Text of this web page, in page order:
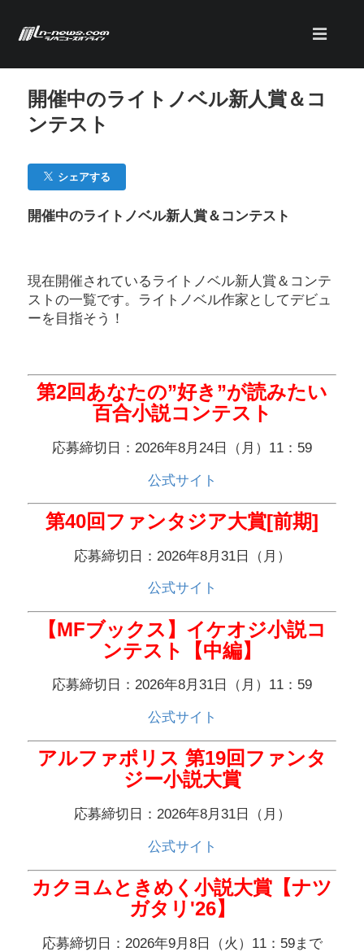
開催中のライトノベル新人賞＆コ
ンテスト
シェアする
開催中のライトノベル新人賞＆コンテスト
現在開催されているライトノベル新人賞＆コンテ
ストの一覧です。ライトノベル作家としてデビュ
ーを目指そう！
第2回あなたの”好き”が読みたい
百合小説コンテスト
応募締切日：2026年8月24日（月）11：59
公式サイト
第40回ファンタジア大賞[前期]
応募締切日：2026年8月31日（月）
公式サイト
【MFブックス】イケオジ小説コ
ンテスト【中編】
応募締切日：2026年8月31日（月）11：59
公式サイト
アルファポリス 第19回ファンタ
ジー小説大賞
応募締切日：2026年8月31日（月）
公式サイト
カクヨムときめく小説大賞【ナツ
ガタリ'26】
応募締切日：2026年9月8日（火）11：59まで